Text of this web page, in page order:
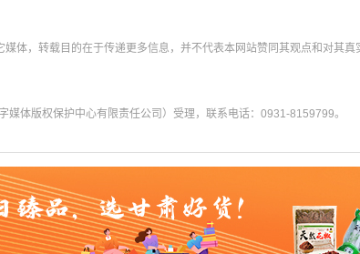
体，转载目的在于传递更多信息，并不代表本网站赞同其观点和对其
体版权保护中心有限责任公司）受理，联系电话：0931-8159799。